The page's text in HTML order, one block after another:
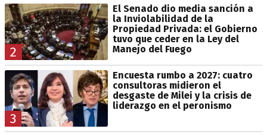
2
El Senado dio media sanción a
la Inviolabilidad de la
Propiedad Privada: el Gobierno
tuvo que ceder en la Ley del
Manejo del Fuego
3
Encuesta rumbo a 2027: cuatro
consultoras midieron el
desgaste de Milei y la crisis de
liderazgo en el peronismo